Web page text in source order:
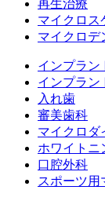
再生治療
マイクロス
マイクロデ
インプラン
インプラン
入れ歯
審美歯科
マイクロダ
ホワイトニ
口腔外科
スポーツ用